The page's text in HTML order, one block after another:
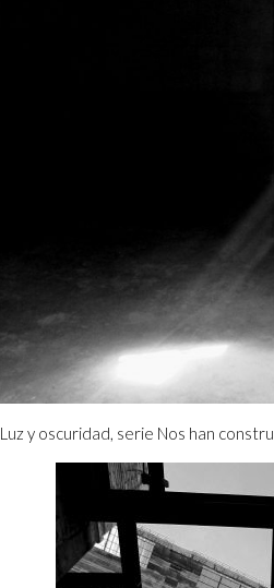
Luz y oscuridad, serie Nos han